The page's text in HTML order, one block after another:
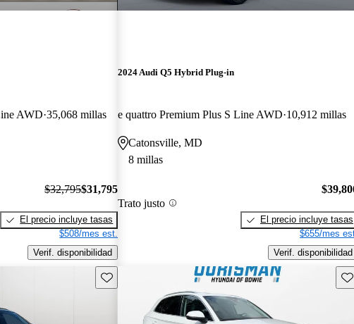
AWD 35,068 millas
$32,795$31,795
El precio incluye tasas
$508/mes est.
Verif. disponibilidad
2024 Audi Q5 Hybrid Plug-in
e quattro Premium Plus S Line AWD 10,912 millas
Catonsville, MD
8 millas
Trato justo
El precio incluye tasas
$655/mes
Verif. disponibilidad
Guarda este Aviso